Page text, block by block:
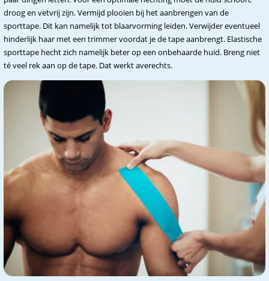
droog en vetvrij zijn. Vermijd plooien bij het aanbrengen van de
sporttape. Dit kan namelijk tot blaarvorming leiden. Verwijder eventueel
hinderlijk haar met een trimmer voordat je de tape aanbrengt. Elastische
sporttape hecht zich namelijk beter op een onbehaarde huid. Breng niet
té veel rek aan op de tape. Dat werkt averechts.